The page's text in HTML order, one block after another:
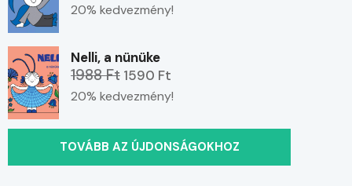
20% kedvezmény!
Nelli, a nünüke
1988 Ft 1590 Ft
20% kedvezmény!
TOVÁBB AZ ÚJDONSÁGOKHOZ